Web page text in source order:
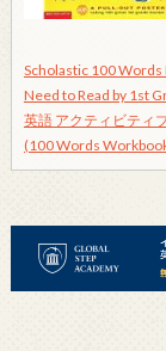
Scholastic 100 Words
Need to Read by 1st
英語 アクティビティ
(100 Words